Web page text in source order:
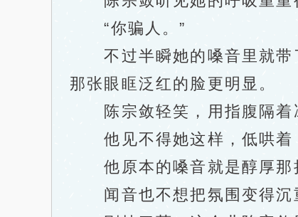
“你骗人。”
不过半瞬她的嗓音里就带
那张眼眶泛红的脸更明显。
陈宗敛轻笑，用指腹隔着
他见不得她这样，低哄着
他原本的嗓音就是醇厚那
闻音也不想把氛围变得沉